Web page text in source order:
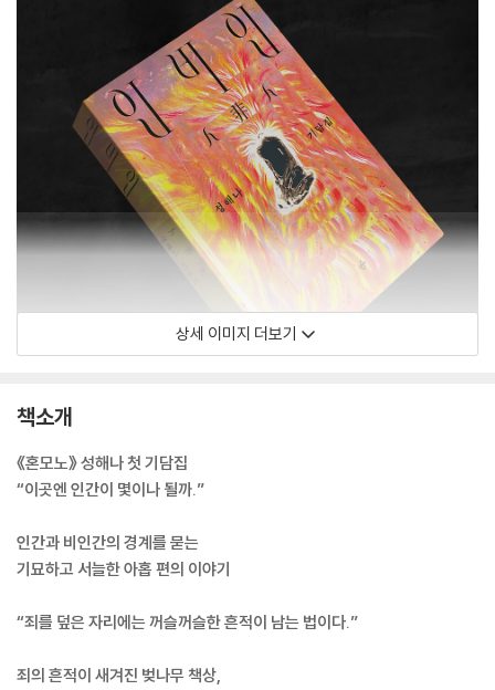
상세 이미지 더보기
책소개
《혼모노》 성해나 첫 기담집
“이곳엔 인간이 몇이나 될까.”
인간과 비인간의 경계를 묻는
기묘하고 서늘한 아홉 편의 이야기
“죄를 덮은 자리에는 꺼슬꺼슬한 흔적이 남는 법이다.”
죄의 흔적이 새겨진 벚나무 책상,